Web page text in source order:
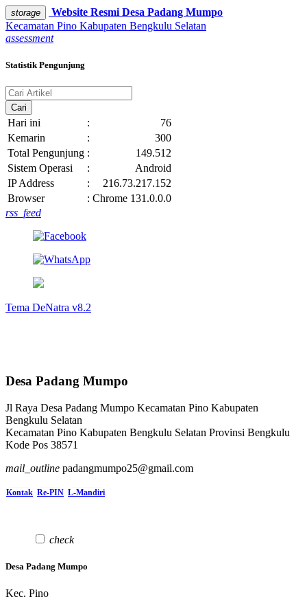
storage Website Resmi Desa Padang Mumpo
Kecamatan Pino Kabupaten Bengkulu Selatan
assessment
Statistik Pengunjung
Cari
Hari ini :
76
Kemarin
:
300
Total Pengunjung :
149.512
Sistem Operasi
:
Android
IP Address
:
216.73.217.152
Browser
: Chrome 131.0.0.0
rss_feed
Tema DeNatra v8.2
Desa Padang Mumpo
Jl Raya Desa Padang Mumpo Kecamatan Pino Kabupaten
Bengkulu Selatan
Kecamatan Pino Kabupaten Bengkulu Selatan Provinsi Bengkulu
Kode Pos 38571
mail_outline padangmumpo25@gmail.com
Kontak Re-PIN L-Mandiri
check
Desa Padang Mumpo
Kec. Pino